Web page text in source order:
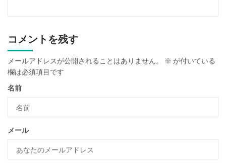
コメントを残す
メールアドレスが公開されることはありません。 ※ が付いている
欄は必須項目です
名前
メール